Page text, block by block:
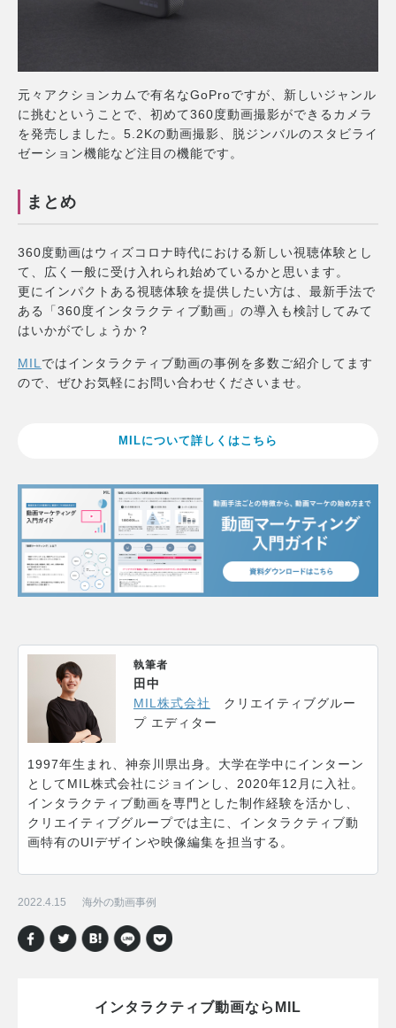
元々アクションカムで有名なGoProですが、新しいジャンル
に挑むということで、初めて360度動画撮影ができるカメラ
を発売しました。5.2Kの動画撮影、脱ジンバルのスタビライ
ゼーション機能など注目の機能です。
まとめ
360度動画はウィズコロナ時代における新しい視聴体験とし
て、広く一般に受け入れられ始めているかと思います。
更にインパクトある視聴体験を提供したい方は、最新手法で
ある「360度インタラクティブ動画」の導入も検討してみて
はいかがでしょうか？
MIL ではインタラクティブ動画の事例を多数ご紹介してます
ので、ぜひお気軽にお問い合わせくださいませ。
MILについて詳しくはこちら
執筆者
田中
MIL株式会社
クリエイティブグルー
プ エディター
1997年生まれ、神奈川県出身。大学在学中にインターン
としてMIL株式会社にジョインし、2020年12月に入社。
インタラクティブ動画を専門とした制作経験を活かし、
クリエイティブグループでは主に、インタラクティブ動
画特有のUIデザインや映像編集を担当する。
2022.4.15 海外の動画事例
インタラクティブ動画ならMIL